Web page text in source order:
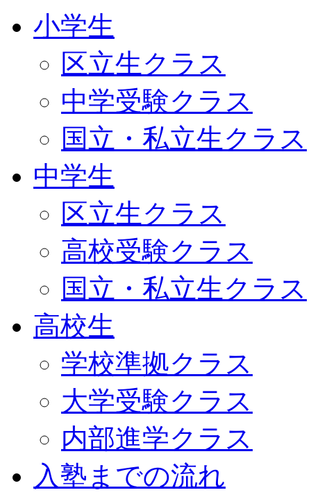
小学生
区立生クラス
中学受験クラス
国立・私立生クラス
中学生
区立生クラス
高校受験クラス
国立・私立生クラス
高校生
学校準拠クラス
大学受験クラス
内部進学クラス
入塾までの流れ